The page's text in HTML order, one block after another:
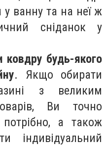
ванну та на неї ж
сніданок у
будь-якого
. Якщо обирати
з великим
Ви точно
а також
індивідуальний